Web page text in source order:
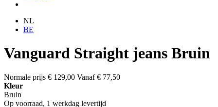
NL
BE
Vanguard Straight jeans Bruin
Normale prijs € 129,00 Vanaf € 77,50
Kleur
Bruin
Op voorraad, 1 werkdag levertijd